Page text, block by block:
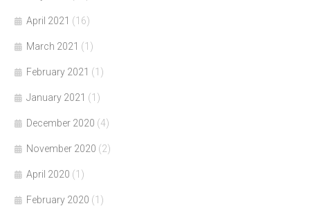
April 2021 (16)
March 2021 (1)
February 2021 (1)
January 2021 (1)
December 2020 (4)
November 2020 (2)
April 2020 (1)
February 2020 (1)